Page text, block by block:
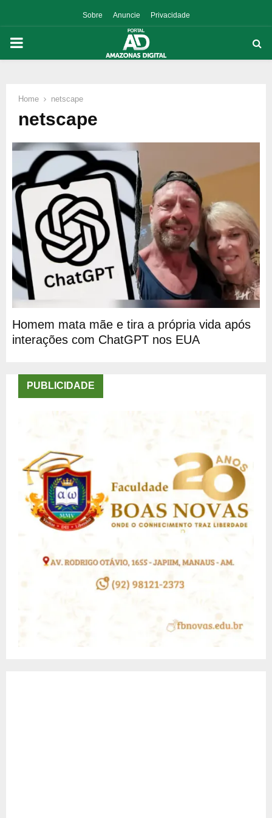
Sobre Anuncie Privacidade
PRIMARY
Home netscape
netscape
Homem mata mãe e tira a própria vida após
interações com ChatGPT nos EUA
PUBLICIDADE